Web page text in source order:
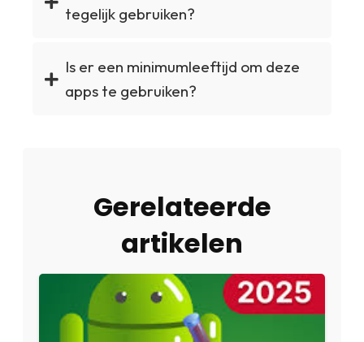
tegelijk gebruiken?
Is er een minimumleeftijd om deze
apps te gebruiken?
Gerelateerde
artikelen